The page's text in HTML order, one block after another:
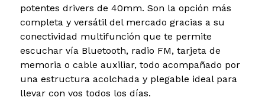
potentes drivers de 40mm. Son la opción más
completa y versátil del mercado gracias a su
conectividad multifunción que te permite
escuchar vía Bluetooth, radio FM, tarjeta de
memoria o cable auxiliar, todo acompañado por
una estructura acolchada y plegable ideal para
llevar con vos todos los días.